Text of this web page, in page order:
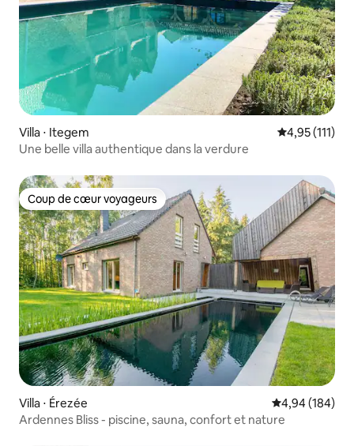
Villa ⋅ Itegem Évaluation
4,95 (111)
Une belle villa authentique dans la verdure
Coup de cœur voyageurs
Coup de cœur voyageurs
Villa ⋅ Érezée Évaluation
4,94 (184)
Ardennes Bliss - piscine, sauna, confort et nature